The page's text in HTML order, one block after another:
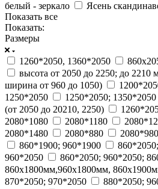
белый - зеркало
Ясень
Показать все
Показать:
Размеры
1260*2050, 1360*2050
высота от 2050 до 2250; до
ширина от 960 до 1050)
1250*2050
1250*2050; 1350*2050
(от 2050 до 20210, 2250)
2080*1080
2080*1180
2080*1480
2080*880 2080*980
860*1900; 960*1900
960*2050
860*2050; 960*2050;
860х1800мм,960х1800мм,
870*2050; 970*2050
880*2050;